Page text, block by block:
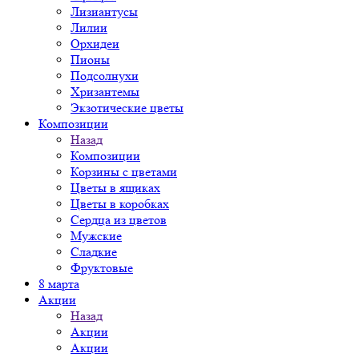
Лизиантусы
Лилии
Орхидеи
Пионы
Подсолнухи
Хризантемы
Экзотические цветы
Композиции
Назад
Композиции
Корзины с цветами
Цветы в ящиках
Цветы в коробках
Сердца из цветов
Мужские
Сладкие
Фруктовые
8 марта
Акции
Назад
Акции
Акции